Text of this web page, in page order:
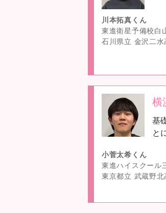
川本拓真くん
東進衛星予備校白
石川県立 金沢二水
no
image
横
基
と
小菅太希くん
東進ハイスクール
東京都立 武蔵野北